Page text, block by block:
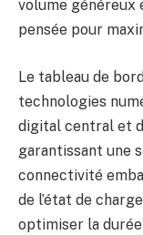
volume généreux
pensée pour
Le tableau de
technologies
digital central et
garantissant une
connectivité
de l’état de
optimiser la